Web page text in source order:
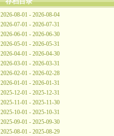
2026-08-01 - 2026-08-04
2026-07-01 - 2026-07-31
2026-06-01 - 2026-06-30
2026-05-01 - 2026-05-31
2026-04-01 - 2026-04-30
2026-03-01 - 2026-03-31
2026-02-01 - 2026-02-28
2026-01-01 - 2026-01-31
2025-12-01 - 2025-12-31
2025-11-01 - 2025-11-30
2025-10-01 - 2025-10-31
2025-09-01 - 2025-09-30
2025-08-01 - 2025-08-29